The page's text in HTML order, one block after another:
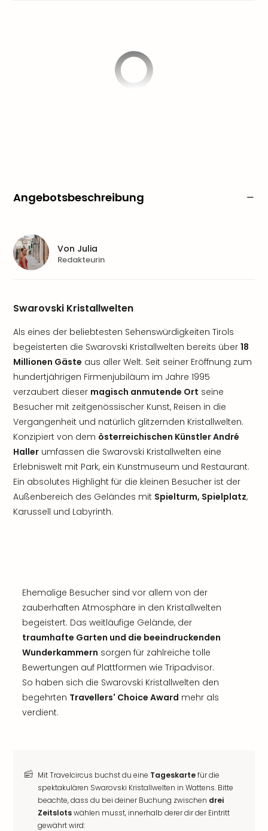
Angebotsbeschreibung
Swarovski Kristallwelten
Als eines der beliebtesten Sehenswürdigkeiten Tirols
begeisterten die Swarovski Kristallwelten bereits über 18
Millionen Gäste aus aller Welt. Seit seiner Eröffnung zum
hundertjährigen Firmenjubiläum im Jahre 1995
verzaubert dieser magisch anmutende Ort seine
Besucher mit zeitgenössischer Kunst, Reisen in die
Vergangenheit und natürlich glitzernden Kristallwelten.
Konzipiert von dem österreichischen Künstler André
Haller umfassen die Swarovski Kristallwelten eine
Erlebniswelt mit Park, ein Kunstmuseum und Restaurant.
Ein absolutes Highlight für die kleinen Besucher ist der
Außenbereich des Geländes mit Spielturm, Spielplatz,
Karussell und Labyrinth.
Ehemalige Besucher sind vor allem von der
zauberhaften Atmosphäre in den Kristallwelten
begeistert. Das weitläufige Gelände, der
traumhafte Garten und die beeindruckenden
Wunderkammern sorgen für zahlreiche tolle
Bewertungen auf Plattformen wie Tripadvisor.
So haben sich die Swarovski Kristallwelten den
begehrten Travellers' Choice Award mehr als
verdient.
Mit Travelcircus buchst du eine Tageskartefür die
spektakulären Swarovski Kristallwelten in Wattens. Bitte
beachte, dass du bei deiner Buchung zwischen drei
Zeitslotswählen musst, innerhalb derer dir der Eintritt
gewährt wird:
Von Julia
Redakteurin